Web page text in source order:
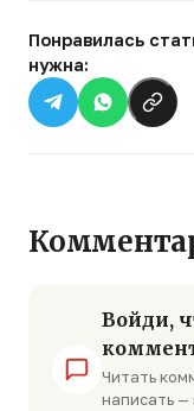
Понравилась
нужна:
Войди,
Читать
написать —